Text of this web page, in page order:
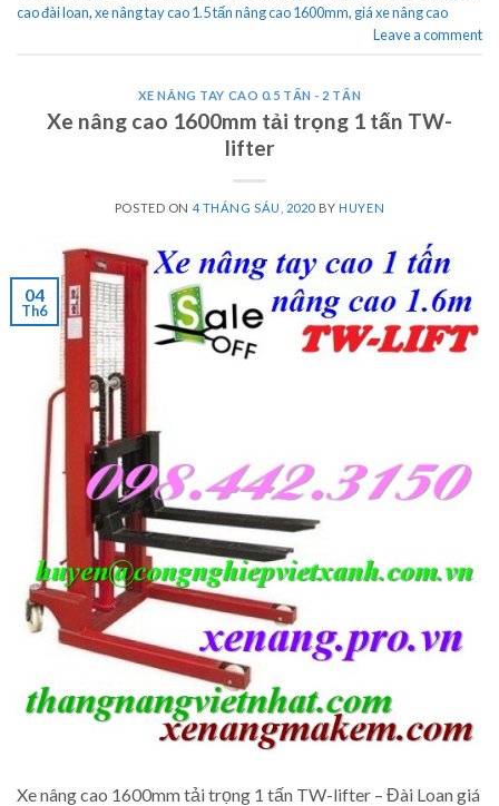
cao đài loan,xe nâng tay cao 1.5 tấn nâng cao 1600mm, giá xe nâng cao
Leave a comment
XE NÂNG TAY CAO 0.5 TẤN - 2 TẤN
Xe nâng cao 1600mm tải trọng 1 tấn TW-
lifter
POSTED ON 4 THÁNG SÁU, 2020 BYHUYEN
04
Th6
Xe nâng cao 1600mm tải trọng 1 tấn TW-lifter – Đài Loan giá